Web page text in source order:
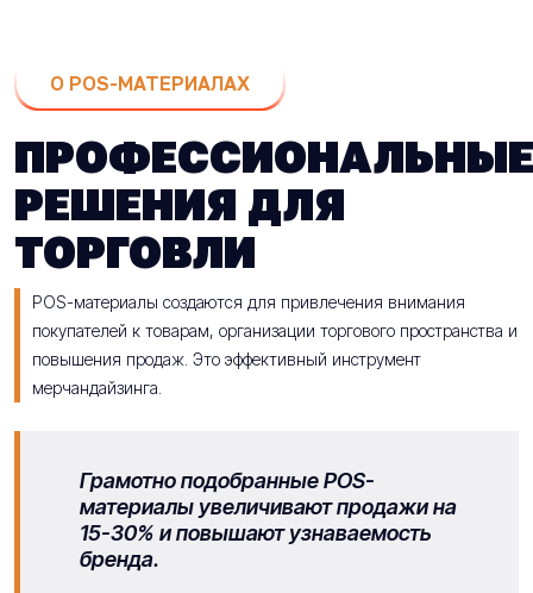
О POS-МАТЕРИАЛАХ
ПРОФЕССИОНАЛЬНЫЕ
РЕШЕНИЯ ДЛЯ
ТОРГОВЛИ
POS-материалы создаются для привлечения внимания
покупателей к товарам, организации торгового пространства и
повышения продаж. Это эффективный инструмент
мерчандайзинга.
Грамотно подобранные POS-
материалы увеличивают продажи на
15-30% и повышают узнаваемость
бренда.